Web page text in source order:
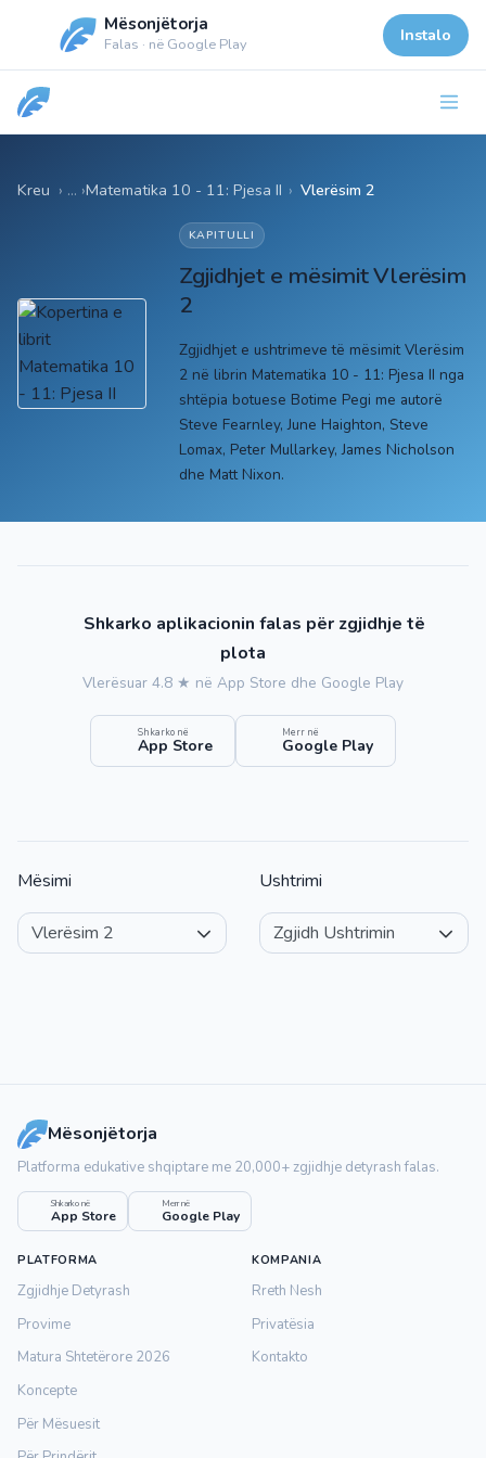
Mësonjëtorja
Falas · në Google Play Instalo
Kreu Matematika 10 - 11: Pjesa II › Vlerësim 2
KAPITULLI
Zgjidhjet e mësimit Vlerësim
2
Zgjidhjet e ushtrimeve të mësimit Vlerësim
2 në librin Matematika 10 - 11: Pjesa II nga
shtëpia botuese Botime Pegi me autorë
Steve Fearnley, June Haighton, Steve
Lomax, Peter Mullarkey, James Nicholson
dhe Matt Nixon.
Shkarko aplikacionin falas për zgjidhje të
plota
Vlerësuar 4.8 ★ në App Store dhe Google Play
Shkarko në
App Store
Merr në
Google Play
Mësimi Ushtrimi
Mësonjëtorja
Platforma edukative shqiptare me 20,000+ zgjidhje detyrash falas.
Shkarko në
App Store
Merr në
Google Play
PLATFORMA
Zgjidhje Detyrash
Provime
Matura Shtetërore 2026
Koncepte
Për Mësuesit
KOMPANIA
Rreth Nesh
Privatësia
Kontakto